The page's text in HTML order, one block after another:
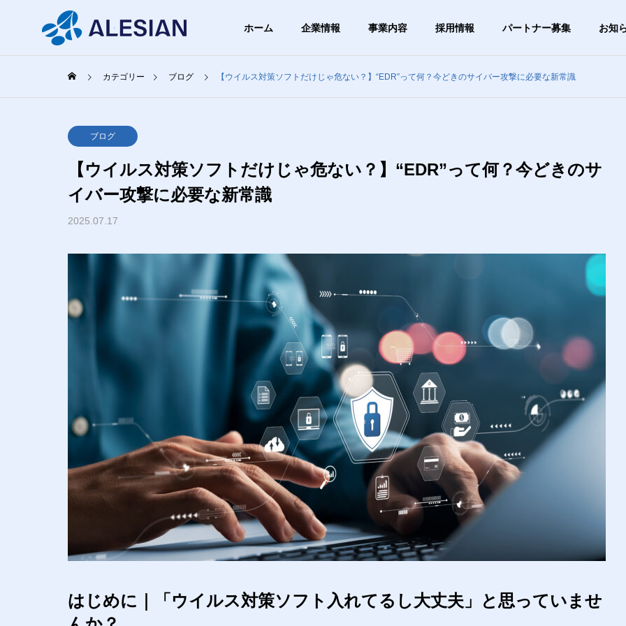
ホーム 企業情報 事業内容 採用情報 パートナー募集 お知
COMPANY
企業情報
企業理念 ビジョン
SERVICE
事業内容
WEBシステム事業 ITサー
BLOG
ブログ
【飛行機以外でも使える】機
内モードって何？具体的にど
【まずは1日5分】タイピング
を少しずつ速くしたい人向
け、おすすめ無料練習サイト
まとめ
【あきらめる前に確認】「ご
イルが！」復元できる？
カテゴリー ブログ 【ウイルス対策ソフトだけじゃ危ない？】“EDR”って何？今どきのサイバー攻撃に必要な新常識
ブログ
【ウイルス対策ソフトだけじゃ危ない？】“EDR”って何？今どきのサ
イバー攻撃に必要な新常識
2025.07.17
はじめに｜「ウイルス対策ソフト入れてるし大丈夫」と思っていませ